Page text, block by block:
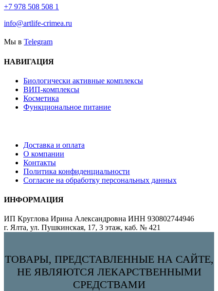
+7 978 508 508 1
info@artlife-crimea.ru
Мы в Telegram
НАВИГАЦИЯ
Биологически активные комплексы
ВИП-комплексы
Косметика
Функциональное питание
Доставка и оплата
О компании
Контакты
Политика конфиденциальности
Согласие на обработку персональных данных
ИНФОРМАЦИЯ
ИП Круглова Ирина Александровна ИНН 930802744946
г. Ялта, ул. Пушкинская, 17, 3 этаж, каб. № 421
ТОВАРЫ, ПРЕДСТАВЛЕННЫЕ НА САЙТЕ,
НЕ ЯВЛЯЮТСЯ ЛЕКАРСТВЕННЫМИ
СРЕДСТВАМИ